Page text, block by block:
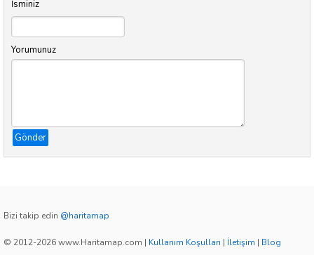
İsminiz
Yorumunuz
Gönder
Bizi takip edin @haritamap
© 2012-2026 www.Haritamap.com | Kullanım Koşulları | İletişim | Blog